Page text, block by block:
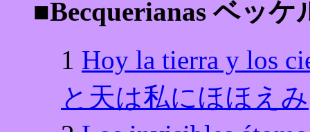
■Becquerianas ベッケ
1 Hoy la tierra y los
と天は私にほほえみ